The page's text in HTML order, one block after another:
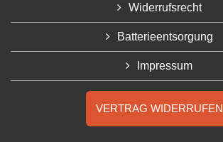
Widerrufsrecht
Batterieentsorgung
Impressum
VERTRAG WIDERRUFEN